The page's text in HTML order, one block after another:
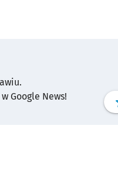
Google News!